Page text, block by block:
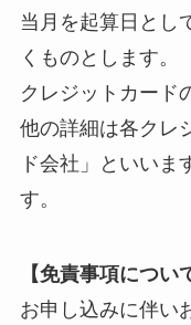
当月を起算日とし
くものとします。
クレジットカード
他の詳細は各クレ
ド会社」といいま
す。
【免責事項につい
お申し込みに伴い